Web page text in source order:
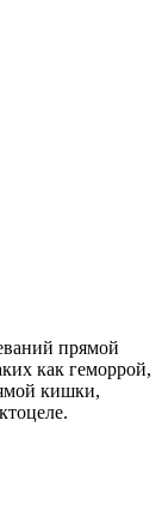
прямой
как геморрой,
кишки,